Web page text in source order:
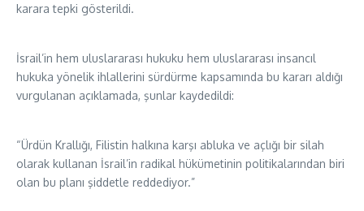
karara tepki gösterildi.
İsrail’in hem uluslararası hukuku hem uluslararası insancıl
hukuka yönelik ihlallerini sürdürme kapsamında bu kararı aldığı
vurgulanan açıklamada, şunlar kaydedildi:
“Ürdün Krallığı, Filistin halkına karşı abluka ve açlığı bir silah
olarak kullanan İsrail’in radikal hükümetinin politikalarından biri
olan bu planı şiddetle reddediyor.”